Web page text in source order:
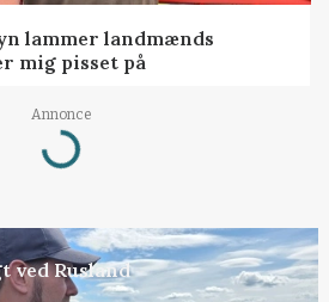
lammer landmænds
mig pisset på
Annonce
Loading...
ved Rusland